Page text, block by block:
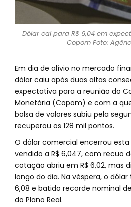
Dólar cai para R$ 6,04 em
Copom Foto:
Em dia de alívio no mercado
dólar caiu após duas altas
expectativa para a reunião do
Monetária (Copom) e com a
bolsa de valores subiu pela
recuperou os 128 mil pontos.
O dólar comercial encerrou
vendido a R$ 6,047, com recuo
cotação abriu em R$ 6,02, mas
longo do dia. Na véspera, o
6,08 e batido recorde nominal
do Plano Real.